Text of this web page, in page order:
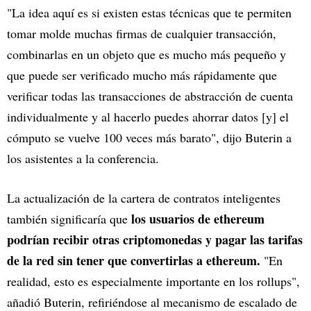
"La idea aquí es si existen estas técnicas que te permiten
tomar molde muchas firmas de cualquier transacción,
combinarlas en un objeto que es mucho más pequeño y
que puede ser verificado mucho más rápidamente que
verificar todas las transacciones de abstracción de cuenta
individualmente y al hacerlo puedes ahorrar datos [y] el
cómputo se vuelve 100 veces más barato", dijo Buterin a
los asistentes a la conferencia.
La actualización de la cartera de contratos inteligentes
también significaría que los usuarios de ethereum
podrían recibir otras criptomonedas y pagar las tarifas
de la red sin tener que convertirlas a ethereum. "En
realidad, esto es especialmente importante en los rollups",
añadió Buterin, refiriéndose al mecanismo de escalado de